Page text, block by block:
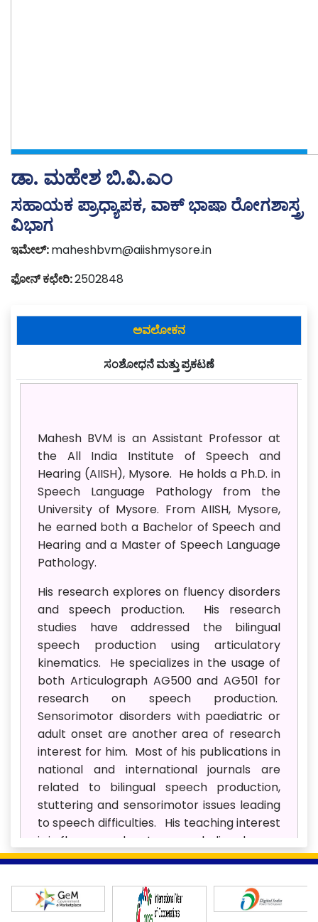
ಡಾ. ಮಹೇಶ ಬಿ.ವಿ.ಎಂ
ಸಹಾಯಕ ಪ್ರಾಧ್ಯಾಪಕ, ವಾಕ್ ಭಾಷಾ ರೋಗಶಾಸ್ತ್ರ
ವಿಭಾಗ
ಇಮೇಲ್:maheshbvm@aiishmysore.in
ಫೋನ್ ಕಛೇರಿ:2502848
ಅವಲೋಕನ
ಸಂಶೋಧನೆ ಮತ್ತು ಪ್ರಕಟಣೆ
Mahesh BVM is an Assistant Professor at
the All India Institute of Speech and
Hearing (AIISH), Mysore. He holds a Ph.D. in
Speech Language Pathology from the
University of Mysore. From AIISH, Mysore,
he earned both a Bachelor of Speech and
Hearing and a Master of Speech Language
Pathology.
His research explores on fluency disorders
and speech production. His research
studies have addressed the bilingual
speech production using articulatory
kinematics. He specializes in the usage of
both Articulograph AG500 and AG501 for
research on speech production.
Sensorimotor disorders with paediatric or
adult onset are another area of research
interest for him. Most of his publications in
national and international journals are
related to bilingual speech production,
stuttering and sensorimotor issues leading
to speech difficulties. His teaching interest
is in fluency and motor speech disorders.